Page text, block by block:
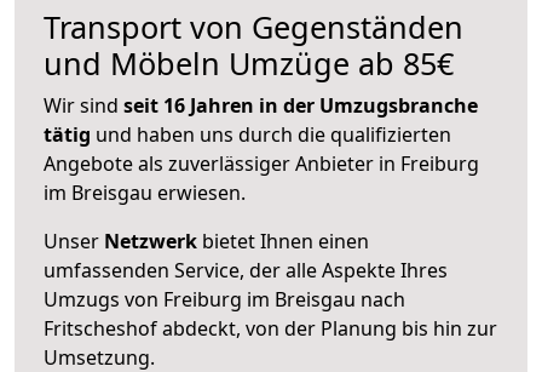
Transport von Gegenständen
und Möbeln Umzüge ab 85€
Wir sind seit 16 Jahren in der Umzugsbranche
tätig und haben uns durch die qualifizierten
Angebote als zuverlässiger Anbieter in Freiburg
im Breisgau erwiesen.
Unser Netzwerk bietet Ihnen einen
umfassenden Service, der alle Aspekte Ihres
Umzugs von Freiburg im Breisgau nach
Fritscheshof abdeckt, von der Planung bis hin zur
Umsetzung.